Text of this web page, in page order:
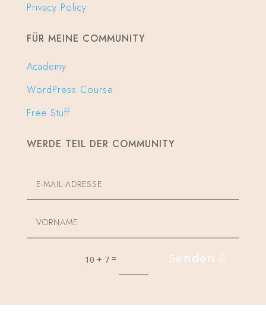
Privacy Policy
FÜR MEINE COMMUNITY
Academy
WordPress Course
Free Stuff
WERDE TEIL DER COMMUNITY
10 + 7= Senden